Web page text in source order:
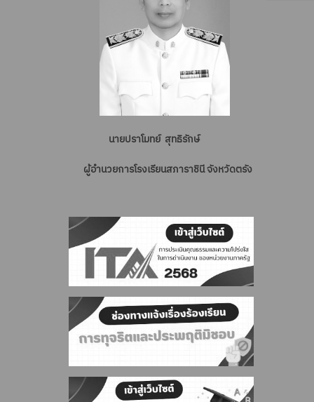
นายปราโมทย์ สุทธิรักษ์
ผู้อำนวยการโรงเรียนสภาราชินี จังหวัดตรัง